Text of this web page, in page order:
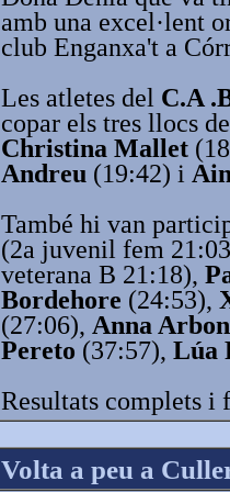
amb una excel·lent
club Enganxa't a
Les atletes del C.A
copar els tres llocs
Christina Mallet
Andreu (19:42) i
També hi van
(2a juvenil fem
veterana B 21:18),
Bordehore (24:53),
(27:06), Anna
Pereto (37:57), Lúa
Resultats complets i
Volta a peu a